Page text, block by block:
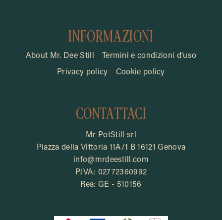
INFORMAZIONI
About Mr. Dee Still Termini e condizioni d’uso
Privacy policy Cookie policy
CONTATTACI
Mr PotStill srl
Piazza della Vittoria 11A/1 B 16121 Genova
info@mrdeestill.com
P.IVA: 02772360992
Rea: GE - 510156